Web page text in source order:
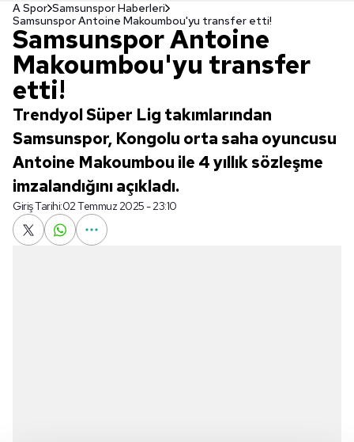
A Spor Samsunspor Haberleri
Samsunspor Antoine Makoumbou'yu transfer etti!
Samsunspor Antoine
Makoumbou'yu transfer
etti!
Trendyol Süper Lig takımlarından
Samsunspor, Kongolu orta saha oyuncusu
Antoine Makoumbou ile 4 yıllık sözleşme
imzalandığını açıkladı.
Giriş Tarihi:02 Temmuz 2025 - 23:10